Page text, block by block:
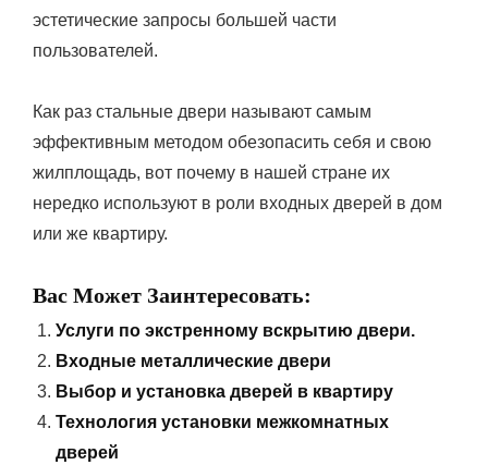
эстетические запросы большей части
пользователей.
Как раз стальные двери называют самым
эффективным методом обезопасить себя и свою
жилплощадь, вот почему в нашей стране их
нередко используют в роли входных дверей в дом
или же квартиру.
Вас Может Заинтересовать:
Услуги по экстренному вскрытию двери.
Входные металлические двери
Выбор и установка дверей в квартиру
Технология установки межкомнатных
дверей